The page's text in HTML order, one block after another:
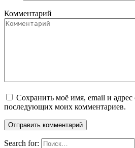
Комментарий
Сохранить моё имя, email и адрес
последующих моих комментариев.
Search for: